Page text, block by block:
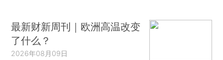
最新财新周刊｜欧洲高温改变
了什么？
2026年08月09日